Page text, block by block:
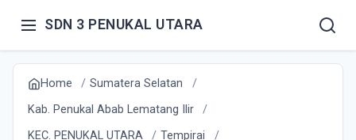
SDN 3 PENUKAL UTARA
Home
Sumatera Selatan
Kab. Penukal Abab Lematang Ilir
KEC. PENUKAL UTARA
Tempirai